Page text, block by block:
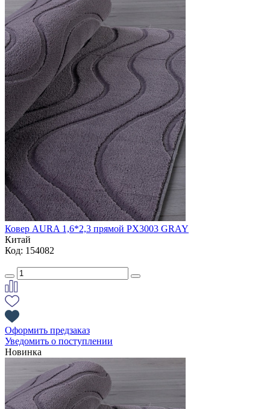
Ковер AURA 1,6*2,3 прямой PX3003 GRAY
Китай
Код: 154082
Оформить предзаказ
Уведомить о поступлении
Новинка